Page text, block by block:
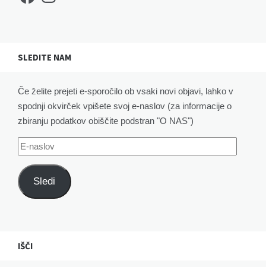
SLEDITE NAM
Če želite prejeti e-sporočilo ob vsaki novi objavi, lahko v
spodnji okvirček vpišete svoj e-naslov (za informacije o
zbiranju podatkov obiščite podstran "O NAS")
E-
naslov
Sledi
IŠČI